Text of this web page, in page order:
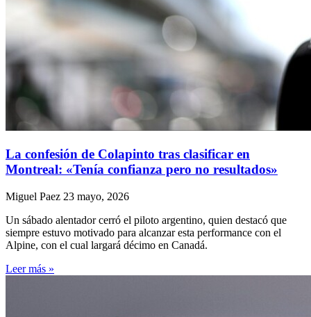
La confesión de Colapinto tras clasificar en
Montreal: «Tenía confianza pero no resultados»
Miguel Paez 23 mayo, 2026
Un sábado alentador cerró el piloto argentino, quien destacó que
siempre estuvo motivado para alcanzar esta performance con el
Alpine, con el cual largará décimo en Canadá.
Leer más »